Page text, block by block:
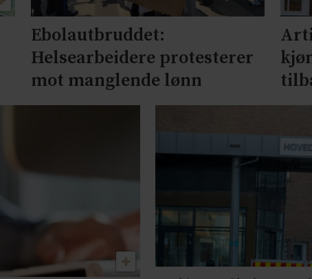
Ebolautbruddet:
Helsearbeidere protesterer
mot manglende lønn